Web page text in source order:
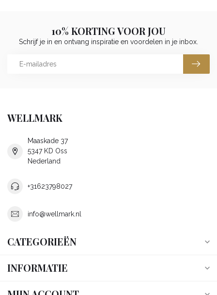
10% KORTING VOOR JOU
Schrijf je in en ontvang inspiratie en voordelen in je inbox.
WELLMARK
Maaskade 37
5347 KD Oss
Nederland
+31623798027
info@wellmark.nl
CATEGORIEËN
INFORMATIE